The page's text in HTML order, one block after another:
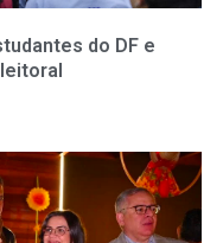
do DF e